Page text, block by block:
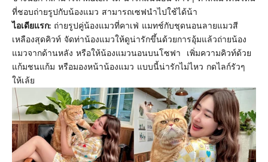
ที่ชอบถ่ายรูปกับน้องแมว สามารถเซฟนำไปใช้ได้น้า
ไอเดียแรก: ถ่ายรูปคู่น้องแมวที่คาเฟ่ แมทช์กับชุดนอนลายแมวสี
เหลืองสุดคิวท์ จัดท่าน้องแมวให้ดูน่ารักขึ้นด้วยการอุ้มแล้วถ่ายน้อง
แมวจากด้านหลัง หรือให้น้องแมวนอนบนโซฟา เพิ่มความคิวท์ด้วย
แก้มชนแก้ม หรือมองหน้าน้องแมว แบบนี้น่ารักไม่ไหว กดไลก์รัวๆ
ให้เล้ย